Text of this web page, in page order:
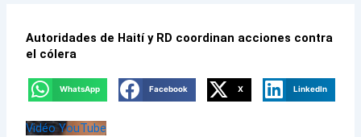
Autoridades de Haití y RD coordinan acciones contra
el cólera
WhatsApp Facebook X LinkedIn
Vidéo YouTube